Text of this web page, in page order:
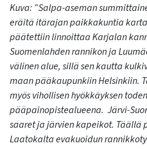
Kuva: “Salpa-aseman
eräitä itärajan paikkakuntia
päätettiin linnoittaa Karjalan
Suomenlahden rannikon ja
välinen alue, sillä sen kautta
maan pääkaupunkiin Helsinkiin.
myös vihollisen hyökkäyksen
pääpainopistealueena. Järvi-
saaret ja järvien kapeikot. Täällä
Laatokalta evakuoidun